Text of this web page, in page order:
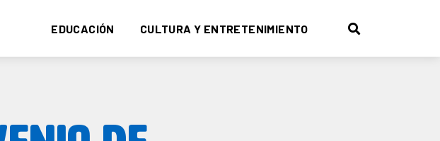
EDUCACIÓN CULTURA Y ENTRETENIMIENTO